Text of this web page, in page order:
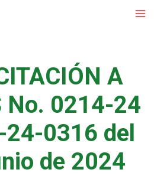
A
No. 0214-24
0316 del
de 2024